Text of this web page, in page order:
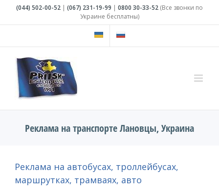
content
(044) 502-00-52 | (067) 231-19-99 | 0800 30-33-52 (Все звонки по
Украине бесплатны)
Реклама на транспорте Лановцы, Украина
Реклама на автобусах, троллейбусах,
маршрутках, трамваях, авто